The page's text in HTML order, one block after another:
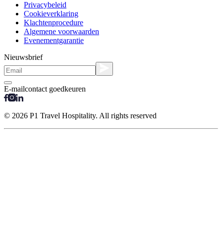
Privacybeleid
Cookieverklaring
Klachtenprocedure
Algemene voorwaarden
Evenementgarantie
Nieuwsbrief
E-mailcontact goedkeuren
© 2026 P1 Travel Hospitality. All rights reserved